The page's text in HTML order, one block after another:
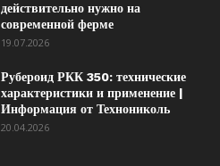
действительно нужно на
современной ферме
19.07.2026
Рубероид РКК 350: технические
характеристики и применение |
Информация от Технониколь
20.04.2026